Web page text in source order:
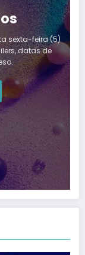
sexta-feira (5)
datas de